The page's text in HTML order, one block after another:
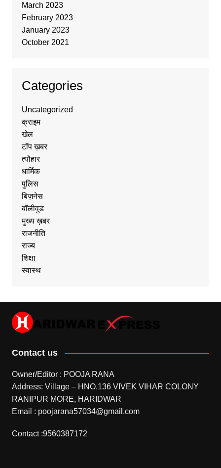
March 2023
February 2023
January 2023
October 2021
Categories
Uncategorized
क्राइम
खेल
टॉप ख़बर
त्यौहार
धार्मिक
पुलिस
बिज़नेस
बॉलीवुड
मुख्य ख़बर
राजनीति
राज्य
शिक्षा
स्वास्थ
Contact us
Owner/Editor : POOJA RANA
Address: Village – HNO.136 VIVEK VIHAR COLONY
RANIPUR MORE, HARIDWAR
Email : poojarana57034@gmail.com
Contact :9560387172